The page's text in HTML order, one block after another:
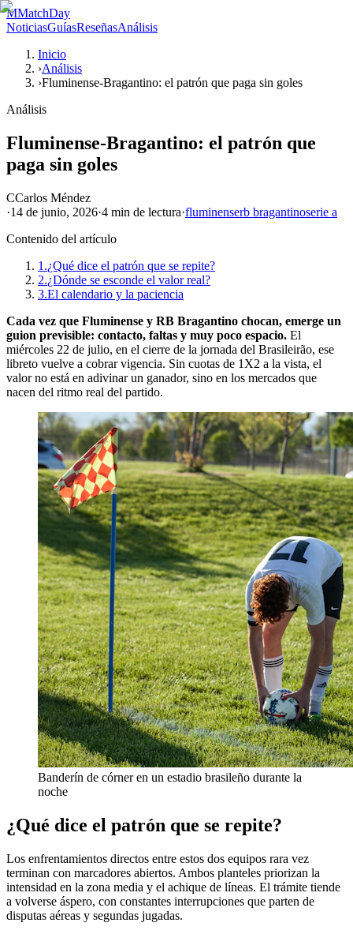
MMatchDay
NoticiasGuíasReseñasAnálisis
Inicio
›Análisis
›Fluminense-Bragantino: el patrón que paga sin goles
Análisis
Fluminense-Bragantino: el patrón que
paga sin goles
CCarlos Méndez
·14 de junio, 2026·4 min de lectura·fluminenserb bragantinoserie a
Contenido del artículo
1.¿Qué dice el patrón que se repite?
2.¿Dónde se esconde el valor real?
3.El calendario y la paciencia
Cada vez que Fluminense y RB Bragantino chocan, emerge un
guion previsible: contacto, faltas y muy poco espacio. El
miércoles 22 de julio, en el cierre de la jornada del Brasileirão, ese
libreto vuelve a cobrar vigencia. Sin cuotas de 1X2 a la vista, el
valor no está en adivinar un ganador, sino en los mercados que
nacen del ritmo real del partido.
Banderín de córner en un estadio brasileño durante la
noche
¿Qué dice el patrón que se repite?
Los enfrentamientos directos entre estos dos equipos rara vez
terminan con marcadores abiertos. Ambos planteles priorizan la
intensidad en la zona media y el achique de líneas. El trámite tiende
a volverse áspero, con constantes interrupciones que parten de
disputas aéreas y segundas jugadas.